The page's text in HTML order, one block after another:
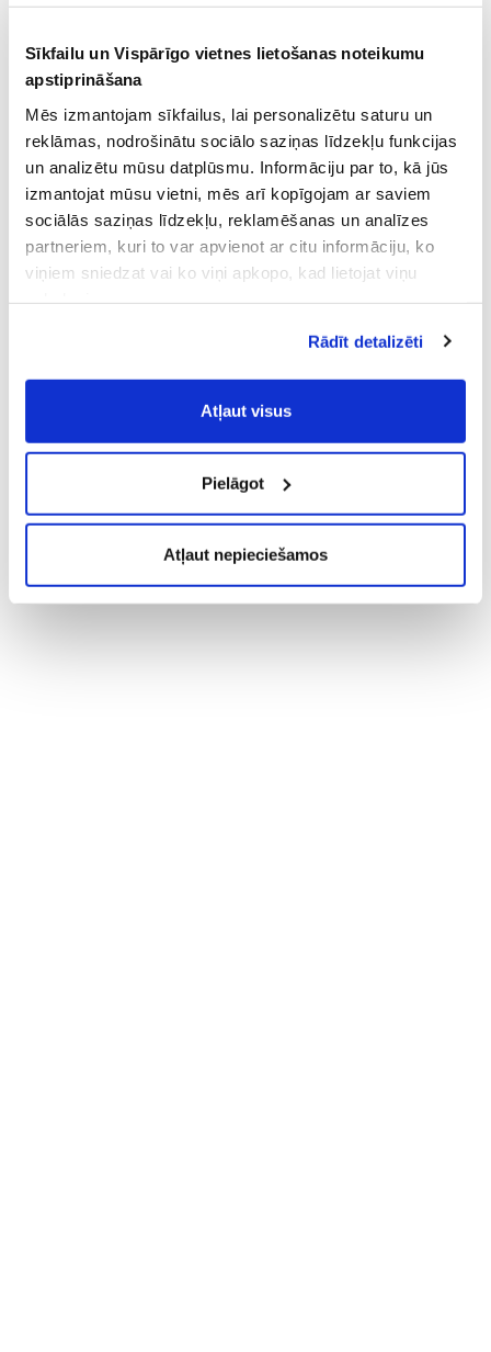
Sīkfailu un Vispārīgo vietnes lietošanas noteikumu
apstiprināšana
Mēs izmantojam sīkfailus, lai personalizētu saturu un
reklāmas, nodrošinātu sociālo saziņas līdzekļu funkcijas
un analizētu mūsu datplūsmu. Informāciju par to, kā jūs
izmantojat mūsu vietni, mēs arī kopīgojam ar saviem
sociālās saziņas līdzekļu, reklamēšanas un analīzes
partneriem, kuri to var apvienot ar citu informāciju, ko
viņiem sniedzat vai ko viņi apkopo, kad lietojat viņu
Vispārīgiem vietnes lietošanas
noteikumiem(saīsināti - VVLN).
Rādīt detalizēti
Atļaut visus
Pielāgot
Atļaut nepieciešamos